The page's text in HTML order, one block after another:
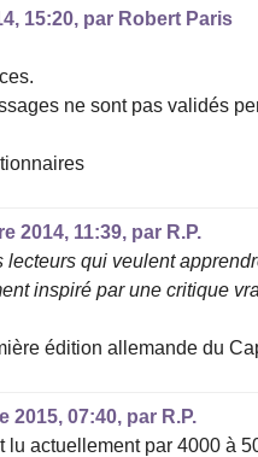
15:20, par Robert Paris
ne sont pas validés
2014, 11:39, par R.P.
qui veulent
inspiré par une critique
édition allemande du
2015, 07:40, par R.P.
lu actuellement par 4000 à